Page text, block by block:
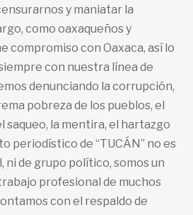
y maniatar la
como oaxaqueños y
compromiso con Oaxaca, así lo
con nuestra línea de
denunciando la corrupción,
pobreza de los pueblos, el
saqueo, la mentira, el hartazgo
periodístico de “TUCÁN” no es
ni de grupo político, somos un
profesional de muchos
con el respaldo de